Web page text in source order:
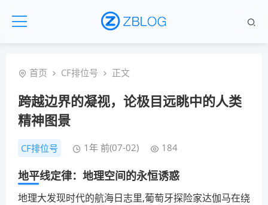
首页 CF排位号 正文
跨越边界的凝视，论极目远眺中的人类
精神图景
CF排位号 1年 前(07-02) 184
地平线定律：地理空间的永恒诱惑
地理大发现时代的航海日志里,葡萄牙探险家达伽马在绕